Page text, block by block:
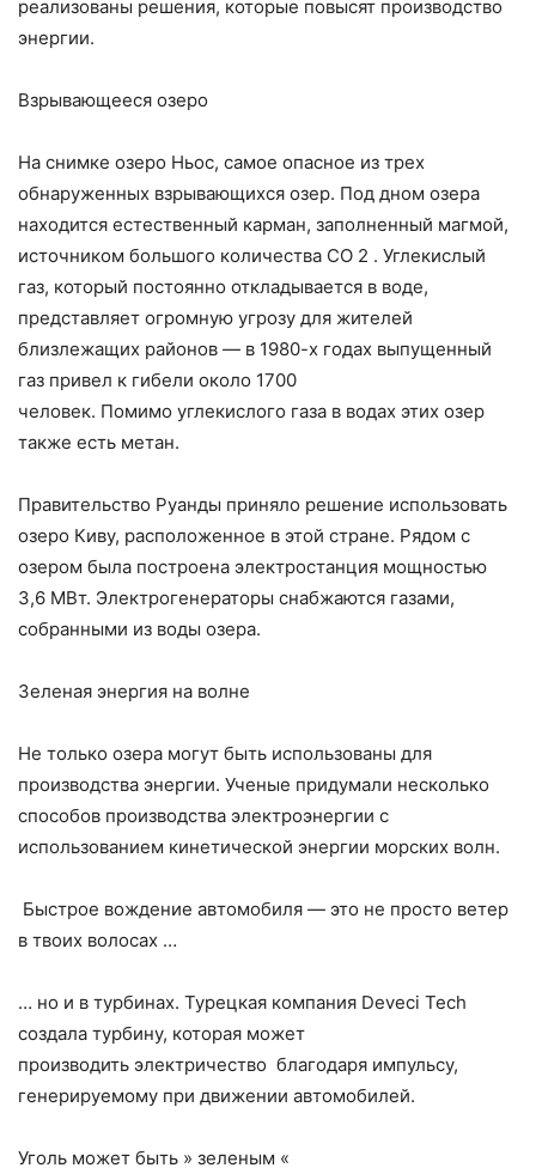
реализованы решения, которые повысят производство
энергии.
Взрывающееся озеро
На снимке озеро Ньос, самое опасное из трех
обнаруженных взрывающихся озер. Под дном озера
находится естественный карман, заполненный магмой,
источником большого количества СО 2 . Углекислый
газ, который постоянно откладывается в воде,
представляет огромную угрозу для жителей
близлежащих районов — в 1980-х годах выпущенный
газ привел к гибели около 1700
человек. Помимо углекислого газа в водах этих озер
также есть метан.
Правительство Руанды приняло решение использовать
озеро Киву, расположенное в этой стране. Рядом с
озером была построена электростанция мощностью
3,6 МВт. Электрогенераторы снабжаются газами,
собранными из воды озера.
Зеленая энергия на волне
Не только озера могут быть использованы для
производства энергии. Ученые придумали несколько
способов производства электроэнергии с
использованием кинетической энергии морских волн.
Быстрое вождение автомобиля — это не просто ветер
в твоих волосах …
… но и в турбинах. Турецкая компания Deveci Tech
создала турбину, которая может
производить электричество благодаря импульсу,
генерируемому при движении автомобилей.
Уголь может быть » зеленым «